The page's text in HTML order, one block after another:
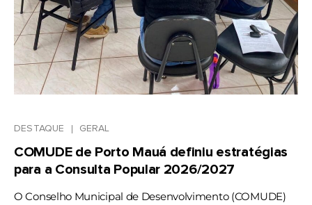
DESTAQUE GERAL
COMUDE de Porto Mauá definiu estratégias
para a Consulta Popular 2026/2027
O Conselho Municipal de Desenvolvimento (COMUDE)